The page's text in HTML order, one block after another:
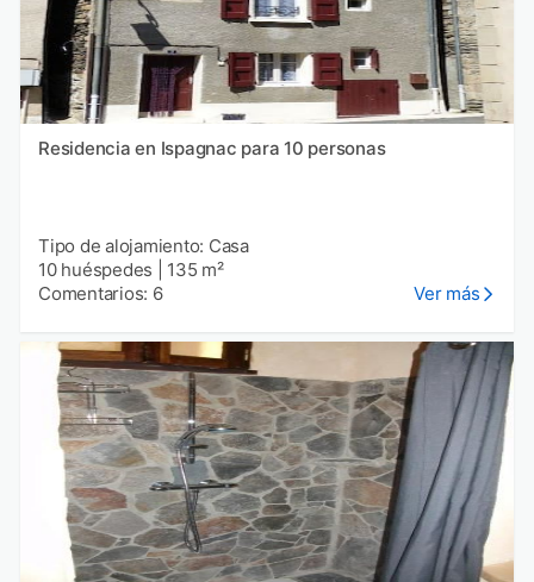
Residencia en Ispagnac para 10 personas
Tipo de alojamiento: Casa
10 huéspedes
135 m²
Comentarios: 6
Ver más